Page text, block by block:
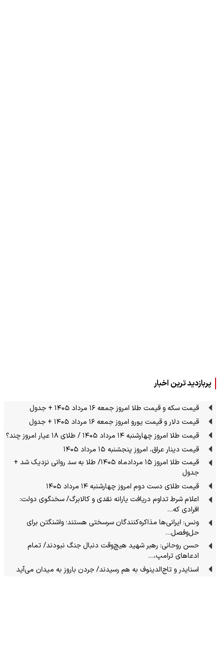
پربازدید ترین اخبار
قیمت سکه و قیمت طلا امروز جمعه ۱۶ مرداد ۱۴۰۵ + جدول
قیمت دلار و قیمت یورو امروز جمعه ۱۶ مرداد ۱۴۰۵ + جدول
قیمت طلا امروز چهارشنبه ۱۴ مرداد ۱۴۰۵ / طلای ۱۸ عیار امروز چند؟
قیمت دینار عراق، امروز پنجشنبه ۱۵ مرداد ۱۴۰۵
قیمت طلا امروز ۱۵ مردادماه ۱۴۰۵/ طلا به سد روانی نزدیک شد +
جدول
قیمت طلای دست دوم امروز چهارشنبه ۱۴ مرداد ۱۴۰۵
اعلام شرط تداوم دریافت یارانه نقدی و کالابرگ/ سخنگوی دولت:
افرادی که…
ونس: ایرانی‌ها مذاکره‌کنندگان سرسختی هستند؛ واشنگتن برای
حل‌وفصل…
حسن روحانی: رهبر شهید هیچ‌وقت دنبال جنگ نبودند/ تمام
ادعاهای ترامپ،…
اسنایدر و تاج‌الدینوف به هم رسیدند/ جردن باروز به میدان می‌آید